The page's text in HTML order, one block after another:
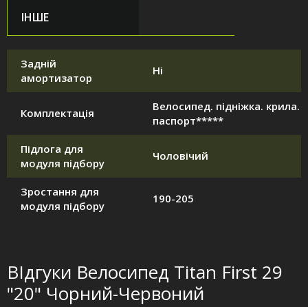
ІНШЕ
Задній
амортизатор
Ні
Комплектація
Велосипед. підніжка. крила.
паспорт*****
Підлога для
модуля підбору
Чоловічий
Зростання для
модуля підбору
190-205
ВІдгуки Велосипед Titan First 29
"20" Чорний-Червоний